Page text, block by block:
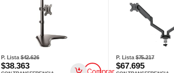
P. Lista$42.626
$38.363
P. Lista$75.217
$67.695